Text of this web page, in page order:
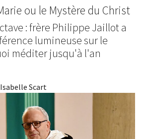
ou le Mystère du Christ
: frère Philippe Jaillot a
lumineuse sur le
méditer jusqu'à l'an
Isabelle Scart